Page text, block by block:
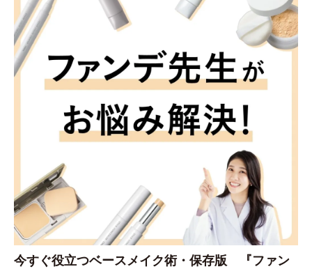
今すぐ役立つベースメイク術・保存版 『ファン